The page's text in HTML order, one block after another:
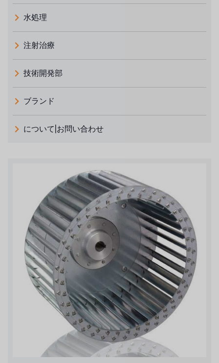
水処理
注射治療
技術開発部
ブランド
義大利 ATLAS
デモブランド
USダウ
アイデックスUSA
US CLACK
エマーソン、アメリカ
アメリカンペンテア
SIEMENSドイツ
アメリカのプルサフィーダー
デンマークダンフォス
について|お問い合わせ
リクルートリセラーフォーム